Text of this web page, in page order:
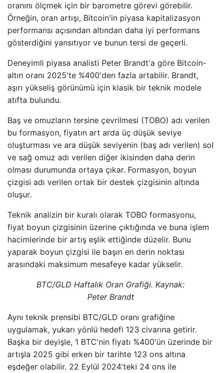
oranını ölçmek için bir barometre görevi görebilir.
Örneğin, oran artışı, Bitcoin'in piyasa kapitalizasyon
performansı açısından altından daha iyi performans
gösterdiğini yansıtıyor ve bunun tersi de geçerli.
Deneyimli piyasa analisti Peter Brandt'a göre Bitcoin-
altın oranı 2025'te %400'den fazla artabilir. Brandt,
aşırı yükseliş görünümü için klasik bir teknik modele
atıfta bulundu.
Baş ve omuzların tersine çevrilmesi (TOBO) adı verilen
bu formasyon, fiyatın art arda üç düşük seviye
oluşturması ve ara düşük seviyenin (baş adı verilen) sol
ve sağ omuz adı verilen diğer ikisinden daha derin
olması durumunda ortaya çıkar. Formasyon, boyun
çizgisi adı verilen ortak bir destek çizgisinin altında
oluşur.
Teknik analizin bir kuralı olarak TOBO formasyonu,
fiyat boyun çizgisinin üzerine çıktığında ve buna işlem
hacimlerinde bir artış eşlik ettiğinde düzelir. Bunu
yaparak boyun çizgisi ile başın en derin noktası
arasındaki maksimum mesafeye kadar yükselir.
BTC/GLD Haftalık Oran Grafiği. Kaynak:
Peter Brandt
Aynı teknik prensibi BTC/GLD oranı grafiğine
uygulamak, yukarı yönlü hedefi 123 civarına getirir.
Başka bir deyişle, 1 BTC'nin fiyatı %400'ün üzerinde bir
artışla 2025 gibi erken bir tarihte 123 ons altına
eşdeğer olabilir. 22 Eylül 2024'teki 24 ons ile